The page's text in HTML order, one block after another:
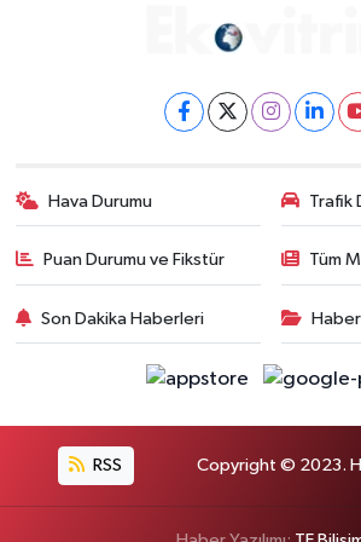
Hava Durumu Trafik
Puan Durumu ve Fikstür Tüm
Son Dakika Haberleri
RSS Copyright © 2023.